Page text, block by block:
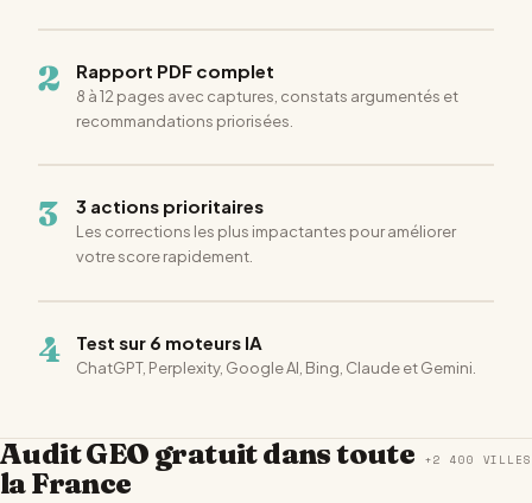
2 Rapport PDF complet
8 à 12 pages avec captures, constats argumentés et
recommandations priorisées.
3 3 actions prioritaires
Les corrections les plus impactantes pour améliorer
votre score rapidement.
4 Test sur 6 moteurs IA
ChatGPT, Perplexity, Google AI, Bing, Claude et Gemini.
Audit GEO gratuit dans toute
la France
+2 400 VILLES